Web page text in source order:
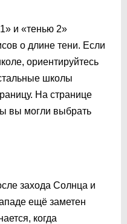
и «тенью 2»
о длине тени. Если
ориентируйтесь
школы
На странице
вы могли выбрать
захода Солнца и
ещё заметен
когда